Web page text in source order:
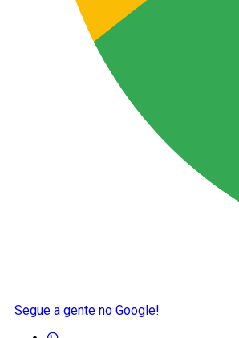
Segue a gente no Google!